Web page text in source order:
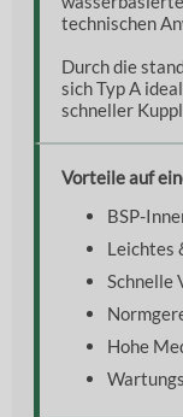
technischen
Durch die
sich Typ A
schneller
Vorteile auf
BSP-
Leichtes
Schnelle
Hohe